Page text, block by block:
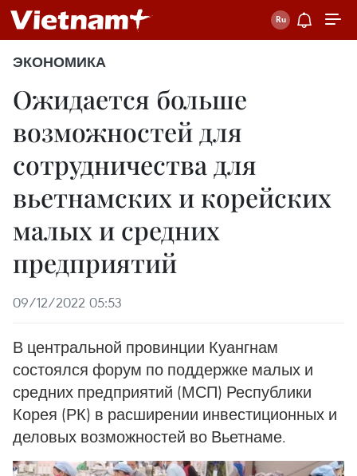
ЭКОНОМИКА
Ожидается больше
возможностей для
сотрудничества для
вьетнамских и корейских
малых и средних
предприятий
09/12/2022 05:53
В центральной провинции Куангнам
состоялся форум по поддержке малых и
средних предприятий (МСП) Республики
Корея (РК) в расширении инвестиционных и
деловых возможностей во Вьетнаме.